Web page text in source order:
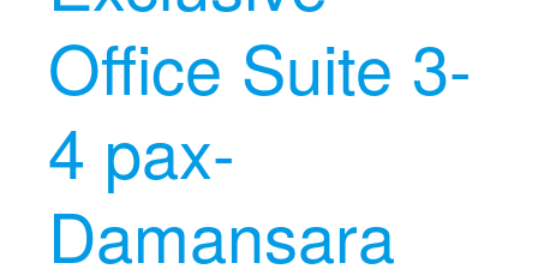
Office Suite 3-
4 pax-
Damansara